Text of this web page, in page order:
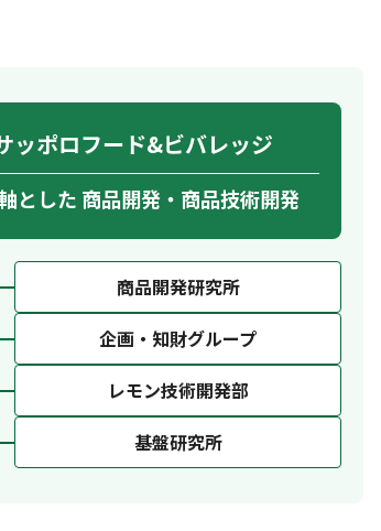
ッポロフード&ビバレッジ
とした 商品開発・商品技術開発
商品開発研究所
企画・知財グループ
レモン技術開発部
基盤研究所